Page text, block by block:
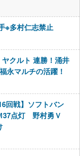
※多村仁志禁止
クルト 連勝！涌井
永マルチの活躍！
回戦】ソフトバン
37点灯 野村勇Ｖ